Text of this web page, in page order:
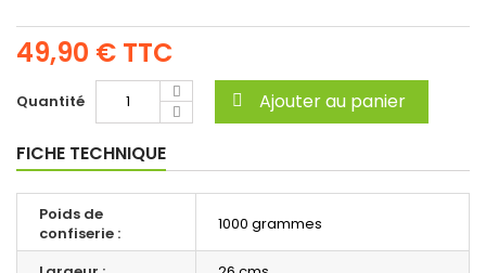
49,90 € TTC
Quantité Ajouter au panier
FICHE TECHNIQUE
Poids de
confiserie :
1000 grammes